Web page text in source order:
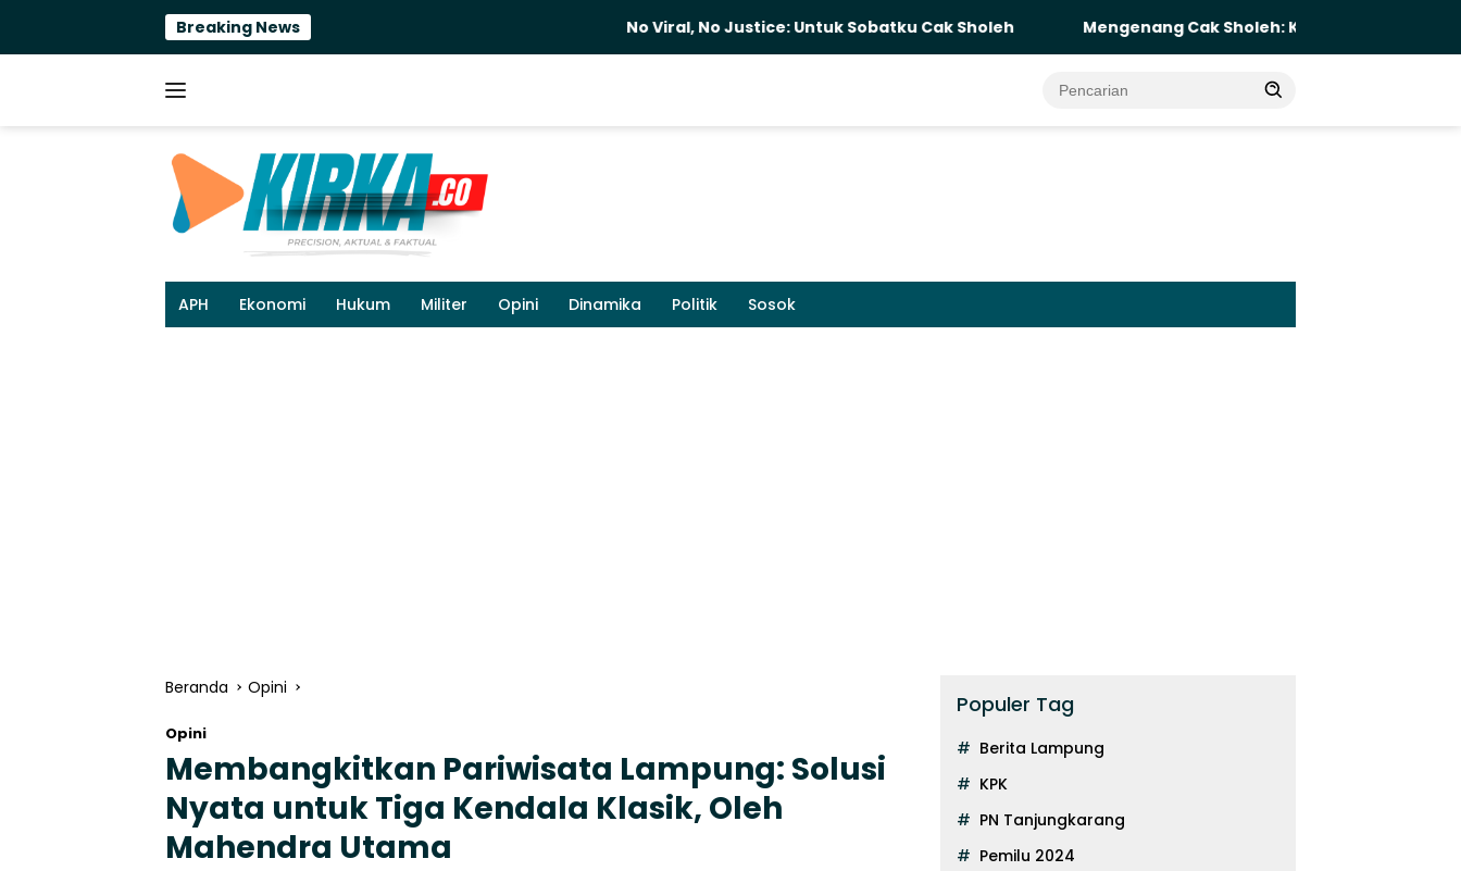
konten
Breaking News No Viral, No Justice: Untuk Sobatku Cak Sholeh Mengenang Cak Sholeh: Keadilan Tak Boleh Menunggu
APH Ekonomi Hukum Militer Opini Dinamika Politik Sosok
Beranda Opini
Opini
Membangkitkan Pariwisata Lampung: Solusi
Nyata untuk Tiga Kendala Klasik, Oleh
Mahendra Utama
Populer Tag
Berita Lampung
KPK
PN Tanjungkarang
Pemilu 2024